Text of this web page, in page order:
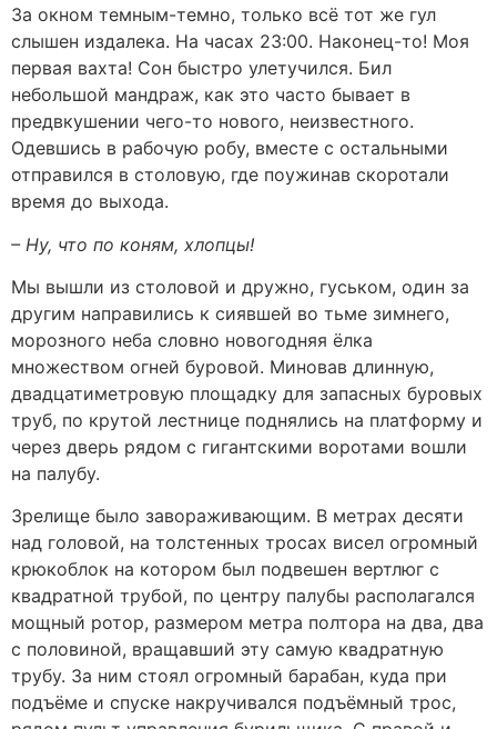
За окном темным-темно, только всё тот же гул
слышен издалека. На часах 23:00. Наконец-то! Моя
первая вахта! Сон быстро улетучился. Бил
небольшой мандраж, как это часто бывает в
предвкушении чего-то нового, неизвестного.
Одевшись в рабочую робу, вместе с остальными
отправился в столовую, где поужинав скоротали
время до выхода.
– Ну, что по коням, хлопцы!
Мы вышли из столовой и дружно, гуськом, один за
другим направились к сиявшей во тьме зимнего,
морозного неба словно новогодняя ёлка
множеством огней буровой. Миновав длинную,
двадцатиметровую площадку для запасных буровых
труб, по крутой лестнице поднялись на платформу и
через дверь рядом с гигантскими воротами вошли
на палубу.
Зрелище было завораживающим. В метрах десяти
над головой, на толстенных тросах висел огромный
крюкоблок на котором был подвешен вертлюг с
квадратной трубой, по центру палубы располагался
мощный ротор, размером метра полтора на два, два
с половиной, вращавший эту самую квадратную
трубу. За ним стоял огромный барабан, куда при
подъёме и спуске накручивался подъёмный трос,